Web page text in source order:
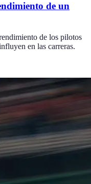
de un
de los pilotos
en las carreras.